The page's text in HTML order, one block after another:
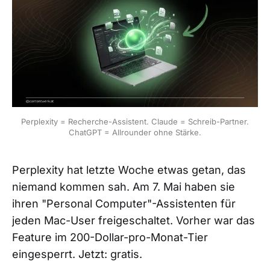
Perplexity = Recherche-Assistent. Claude = Schreib-Partner.
ChatGPT = Allrounder ohne Stärke.
Perplexity hat letzte Woche etwas getan, das
niemand kommen sah. Am 7. Mai haben sie
ihren "Personal Computer"-Assistenten für
jeden Mac-User freigeschaltet. Vorher war das
Feature im 200-Dollar-pro-Monat-Tier
eingesperrt. Jetzt: gratis.